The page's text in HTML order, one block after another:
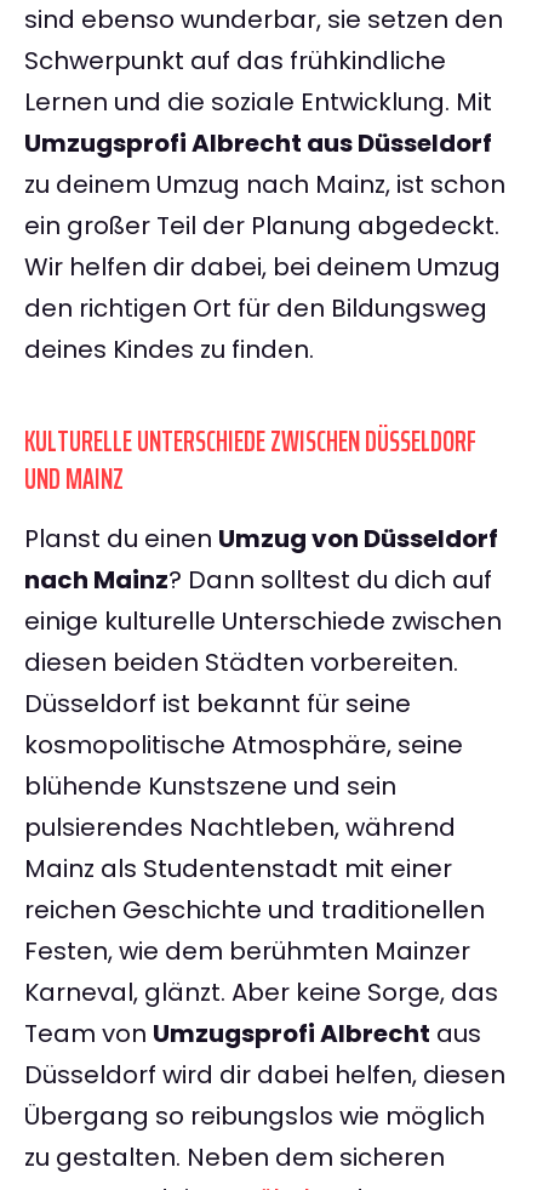
sind ebenso wunderbar, sie setzen den
Schwerpunkt auf das frühkindliche
Lernen und die soziale Entwicklung. Mit
Umzugsprofi Albrecht aus Düsseldorf
zu deinem Umzug nach Mainz, ist schon
ein großer Teil der Planung abgedeckt.
Wir helfen dir dabei, bei deinem Umzug
den richtigen Ort für den Bildungsweg
deines Kindes zu finden.
KULTURELLE UNTERSCHIEDE ZWISCHEN DÜSSELDORF
UND MAINZ
Planst du einen Umzug von Düsseldorf
nach Mainz? Dann solltest du dich auf
einige kulturelle Unterschiede zwischen
diesen beiden Städten vorbereiten.
Düsseldorf ist bekannt für seine
kosmopolitische Atmosphäre, seine
blühende Kunstszene und sein
pulsierendes Nachtleben, während
Mainz als Studentenstadt mit einer
reichen Geschichte und traditionellen
Festen, wie dem berühmten Mainzer
Karneval, glänzt. Aber keine Sorge, das
Team von Umzugsprofi Albrecht aus
Düsseldorf wird dir dabei helfen, diesen
Übergang so reibungslos wie möglich
zu gestalten. Neben dem sicheren